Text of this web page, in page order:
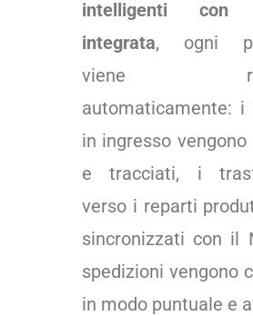
intelligenti con
integrata, ogni
viene
automaticamente: i
in ingresso
e tracciati, i
verso i reparti
sincronizzati con il
spedizioni vengono
in modo puntuale e